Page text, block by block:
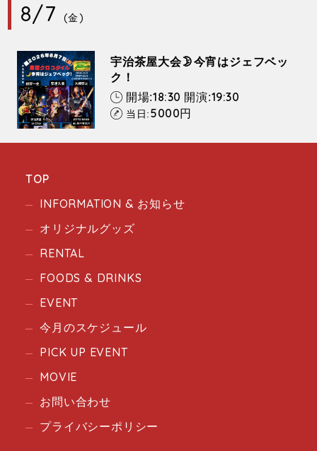
8/7 (金)
宇治茶屋大会🌛今宵はジェフベッ
ク！
開場:18:30 開演:19:30
当日:5000円
TOP
INFORMATION & お知らせ
オリジナルグッズ
RENTAL
FOODS & DRINKS
EVENT
今月のスケジュール
PICK UP EVENT
MOVIE
お問い合わせ
プライバシーポリシー